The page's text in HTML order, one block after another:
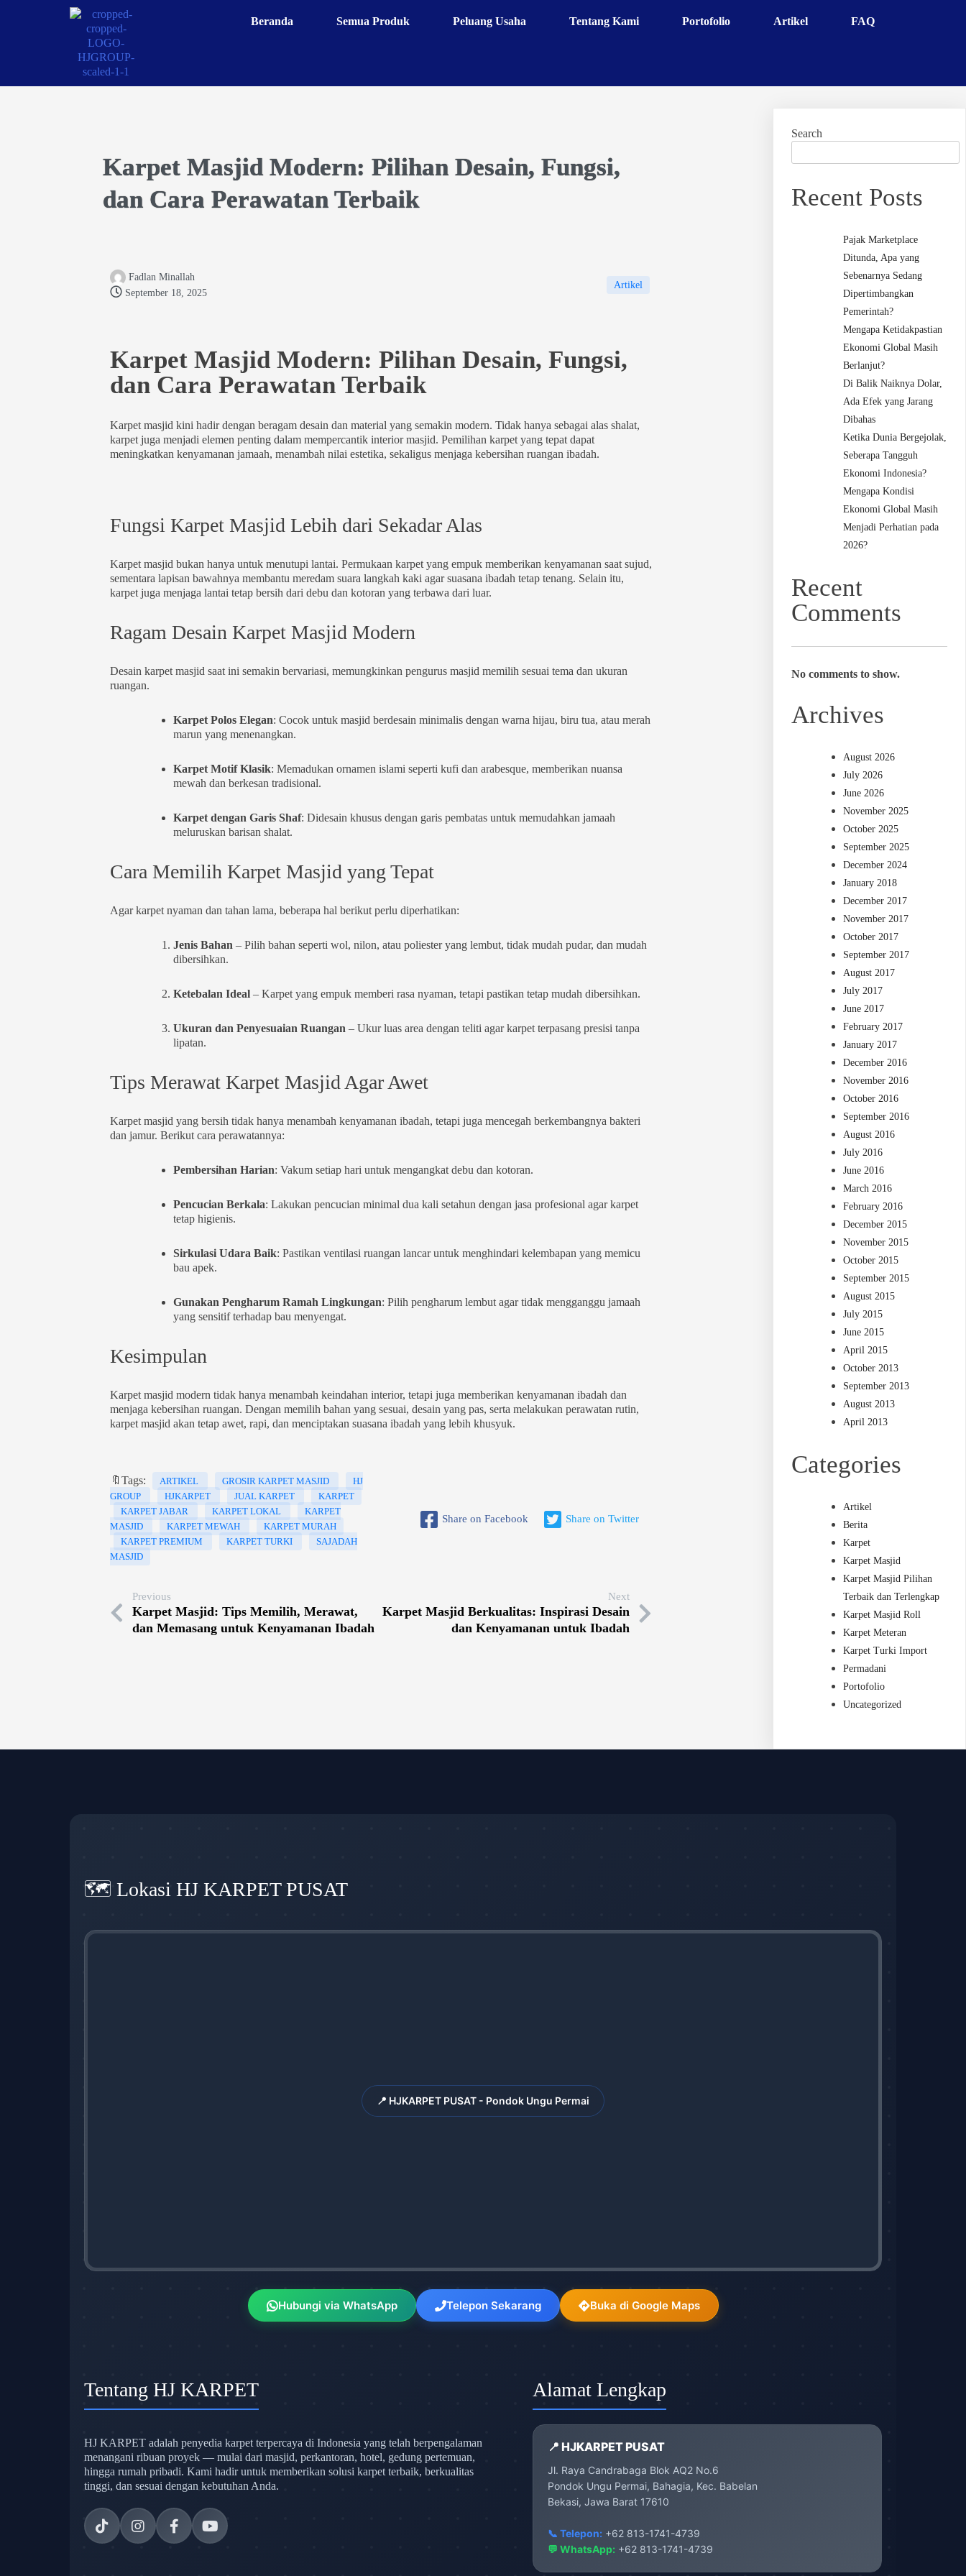
Beranda Semua Produk Peluang Usaha Tentang Kami Portofolio Artikel FAQ
Karpet Masjid Modern: Pilihan Desain, Fungsi,
dan Cara Perawatan Terbaik
Fadlan Minallah
September 18, 2025
Artikel
Karpet Masjid Modern: Pilihan Desain, Fungsi,
dan Cara Perawatan Terbaik
Karpet masjid kini hadir dengan beragam desain dan material yang semakin modern. Tidak hanya sebagai alas shalat,
karpet juga menjadi elemen penting dalam mempercantik interior masjid. Pemilihan karpet yang tepat dapat
meningkatkan kenyamanan jamaah, menambah nilai estetika, sekaligus menjaga kebersihan ruangan ibadah.
Fungsi Karpet Masjid Lebih dari Sekadar Alas
Karpet masjid bukan hanya untuk menutupi lantai. Permukaan karpet yang empuk memberikan kenyamanan saat sujud,
sementara lapisan bawahnya membantu meredam suara langkah kaki agar suasana ibadah tetap tenang. Selain itu,
karpet juga menjaga lantai tetap bersih dari debu dan kotoran yang terbawa dari luar.
Ragam Desain Karpet Masjid Modern
Desain karpet masjid saat ini semakin bervariasi, memungkinkan pengurus masjid memilih sesuai tema dan ukuran
ruangan.
Karpet Polos Elegan: Cocok untuk masjid berdesain minimalis dengan warna hijau, biru tua, atau merah
marun yang menenangkan.
Karpet Motif Klasik: Memadukan ornamen islami seperti kufi dan arabesque, memberikan nuansa
mewah dan berkesan tradisional.
Karpet dengan Garis Shaf: Didesain khusus dengan garis pembatas untuk memudahkan jamaah
meluruskan barisan shalat.
Cara Memilih Karpet Masjid yang Tepat
Agar karpet nyaman dan tahan lama, beberapa hal berikut perlu diperhatikan:
Jenis Bahan – Pilih bahan seperti wol, nilon, atau poliester yang lembut, tidak mudah pudar, dan mudah
dibersihkan.
Ketebalan Ideal– Karpet yang empuk memberi rasa nyaman, tetapi pastikan tetap mudah dibersihkan.
Ukuran dan Penyesuaian Ruangan – Ukur luas area dengan teliti agar karpet terpasang presisi tanpa
lipatan.
Tips Merawat Karpet Masjid Agar Awet
Karpet masjid yang bersih tidak hanya menambah kenyamanan ibadah, tetapi juga mencegah berkembangnya bakteri
dan jamur. Berikut cara perawatannya:
Pembersihan Harian: Vakum setiap hari untuk mengangkat debu dan kotoran.
Pencucian Berkala: Lakukan pencucian minimal dua kali setahun dengan jasa profesional agar karpet
tetap higienis.
Sirkulasi Udara Baik: Pastikan ventilasi ruangan lancar untuk menghindari kelembapan yang memicu
bau apek.
Gunakan Pengharum Ramah Lingkungan: Pilih pengharum lembut agar tidak mengganggu jamaah
yang sensitif terhadap bau menyengat.
Kesimpulan
Karpet masjid modern tidak hanya menambah keindahan interior, tetapi juga memberikan kenyamanan ibadah dan
menjaga kebersihan ruangan. Dengan memilih bahan yang sesuai, desain yang pas, serta melakukan perawatan rutin,
karpet masjid akan tetap awet, rapi, dan menciptakan suasana ibadah yang lebih khusyuk.
🔖Tags: ARTIKEL GROSIR KARPET MASJID
HJ
GROUP
HJKARPET JUAL KARPET
KARPET
KARPET JABAR
KARPET LOKAL
KARPET
MASJID
KARPET MEWAH
KARPET MURAH
KARPET PREMIUM
KARPET TURKI
SAJADAH
MASJID
Share on Facebook Share on Twitter
Previous
Karpet Masjid: Tips Memilih, Merawat,
dan Memasang untuk Kenyamanan Ibadah
Next
Karpet Masjid Berkualitas: Inspirasi Desain
dan Kenyamanan untuk Ibadah
Search
Recent Posts
Pajak Marketplace
Ditunda, Apa yang
Sebenarnya Sedang
Dipertimbangkan
Pemerintah?
Mengapa Ketidakpastian
Ekonomi Global Masih
Berlanjut?
Di Balik Naiknya Dolar,
Ada Efek yang Jarang
Dibahas
Ketika Dunia Bergejolak,
Seberapa Tangguh
Ekonomi Indonesia?
Mengapa Kondisi
Ekonomi Global Masih
Menjadi Perhatian pada
2026?
Recent
Comments
No comments to show.
Archives
August 2026
July 2026
June 2026
November 2025
October 2025
September 2025
December 2024
January 2018
December 2017
November 2017
October 2017
September 2017
August 2017
July 2017
June 2017
February 2017
January 2017
December 2016
November 2016
October 2016
September 2016
August 2016
July 2016
June 2016
March 2016
February 2016
December 2015
November 2015
October 2015
September 2015
August 2015
July 2015
June 2015
April 2015
October 2013
September 2013
August 2013
April 2013
Categories
Artikel
Berita
Karpet
Karpet Masjid
Karpet Masjid Pilihan
Terbaik dan Terlengkap
Karpet Masjid Roll
Karpet Meteran
Karpet Turki Import
Permadani
Portofolio
Uncategorized
🗺️ Lokasi HJ KARPET PUSAT
📍 HJKARPET PUSAT - Pondok Ungu Permai
Hubungi via WhatsApp Telepon Sekarang Buka di Google Maps
Tentang HJ KARPET
HJ KARPET adalah penyedia karpet terpercaya di Indonesia yang telah berpengalaman
menangani ribuan proyek — mulai dari masjid, perkantoran, hotel, gedung pertemuan,
hingga rumah pribadi. Kami hadir untuk memberikan solusi karpet terbaik, berkualitas
tinggi, dan sesuai dengan kebutuhan Anda.
Alamat Lengkap
📍 HJKARPET PUSAT
Jl. Raya Candrabaga Blok AQ2 No.6
Pondok Ungu Permai, Bahagia, Kec. Babelan
Bekasi, Jawa Barat 17610
📞 Telepon:+62 813-1741-4739
💬 WhatsApp: +62 813-1741-4739